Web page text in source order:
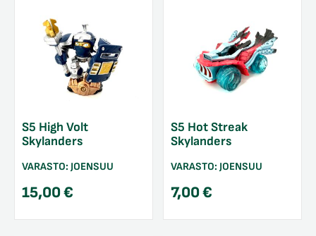
S5 High Volt
Skylanders
VARASTO: JOENSUU
15,00€
S5 Hot Streak
Skylanders
VARASTO: JOENSUU
7,00€